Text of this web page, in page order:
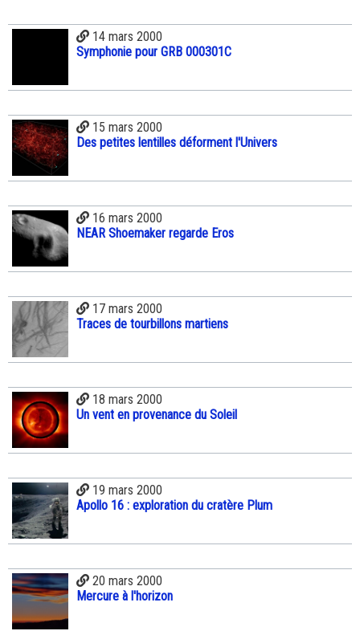
14 mars 2000
Symphonie pour GRB 000301C
15 mars 2000
Des petites lentilles déforment l'Univers
16 mars 2000
NEAR Shoemaker regarde Eros
17 mars 2000
Traces de tourbillons martiens
18 mars 2000
Un vent en provenance du Soleil
19 mars 2000
Apollo 16 : exploration du cratère Plum
20 mars 2000
Mercure à l'horizon